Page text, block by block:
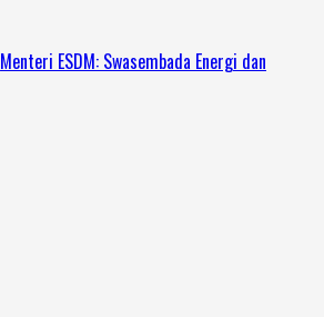
Menteri ESDM: Swasembada Energi dan